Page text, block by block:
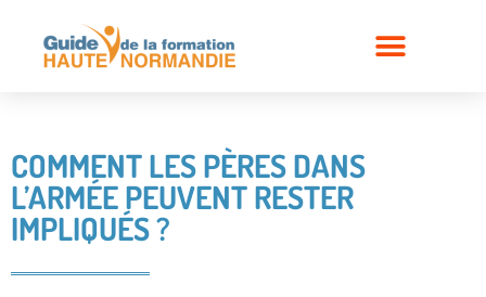
COMMENT LES PÈRES DANS
L’ARMÉE PEUVENT RESTER
IMPLIQUÉS ?